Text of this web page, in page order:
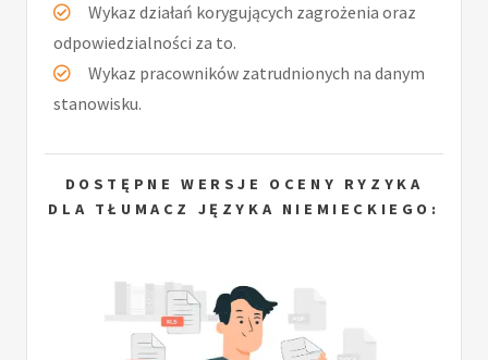
Wykaz działań korygujących zagrożenia oraz
odpowiedzialności za to.
Wykaz pracowników zatrudnionych na danym
stanowisku.
DOSTĘPNE WERSJE OCENY RYZYKA
DLA TŁUMACZ JĘZYKA NIEMIECKIEGO: